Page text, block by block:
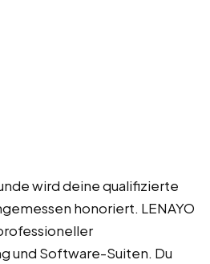
wird deine qualifizierte
honoriert. LENAYO
und Software-Suiten. Du